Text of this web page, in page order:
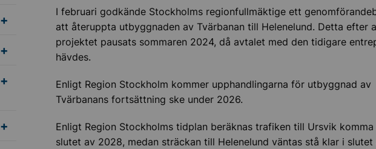
Undermeny för Din boendemiljö
Undermeny för Djur och lantbruk
Undermeny för Energi och uppvärmning
Undermeny för Kemikalier
I februari godkände Stockholms regionfullmäktige ett
att återuppta utbyggnaden av Tvärbanan till Helenelund. Detta efter
projektet pausats sommaren 2024, då avtalet med den tidigare
hävdes.
Enligt Region Stockholm kommer upphandlingarna för utbyggnad av
Tvärbanans fortsättning ske under 2026.
Enligt Region Stockholms tidplan beräknas trafiken till Ursvik komma
slutet av 2028, medan sträckan till Helenelund väntas stå klar i slutet